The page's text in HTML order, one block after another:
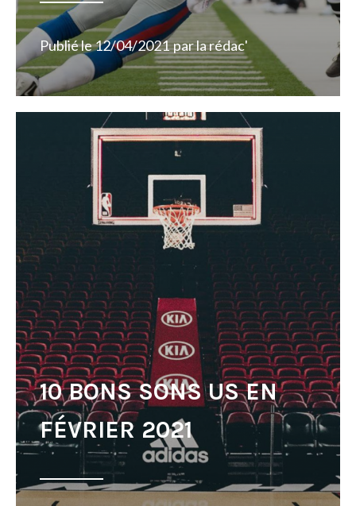
Publié le12/04/2021 parla rédac'
10 BONS SONS US EN
FÉVRIER 2021